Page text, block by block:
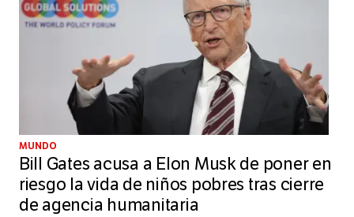
MUNDO
Bill Gates acusa a Elon Musk de poner en
riesgo la vida de niños pobres tras cierre
de agencia humanitaria